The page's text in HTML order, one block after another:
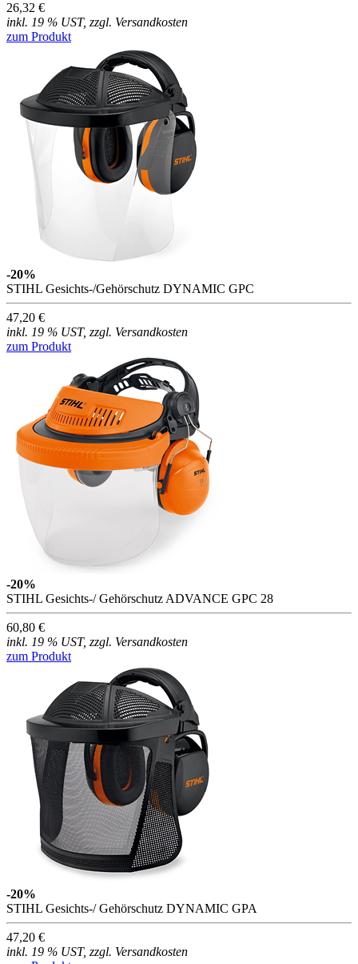
26,32 €
inkl. 19 % UST, zzgl. Versandkosten
zum Produkt
-20%
STIHL Gesichts-/Gehörschutz DYNAMIC GPC
47,20 €
inkl. 19 % UST, zzgl. Versandkosten
zum Produkt
-20%
STIHL Gesichts-/ Gehörschutz ADVANCE GPC 28
60,80 €
inkl. 19 % UST, zzgl. Versandkosten
zum Produkt
-20%
STIHL Gesichts-/ Gehörschutz DYNAMIC GPA
47,20 €
inkl. 19 % UST, zzgl. Versandkosten